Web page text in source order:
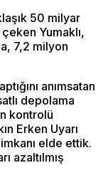
50 milyar
Yumaklı,
7,2 milyon
anımsatan
depolama
kontrolü
Erken Uyarı
elde ettik.
azaltılmış